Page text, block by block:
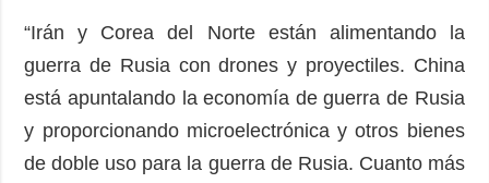
“Irán y Corea del Norte están alimentando la
guerra de Rusia con drones y proyectiles. China
está apuntalando la economía de guerra de Rusia
y proporcionando microelectrónica y otros bienes
de doble uso para la guerra de Rusia. Cuanto más